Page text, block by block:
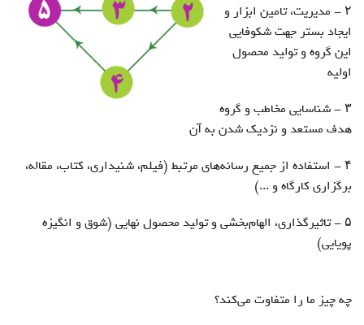
تماس با ما
سبد خرید شما خالی است
سبد خرید
ورود
۲ - مدیریت، تامین ابزار و
ایجاد بستر جهت شکوفایی
این گروه و تولید محصول
اولیه
۳ - شناسایی مخاطب و گروه
هدف مستعد و نزدیک شدن به آ‌ن
۴ - استفاده از جمیع رسانه‌‌های مرتبط (فیلم، شنیداری، کتاب، مقاله،
برگزاری کارگاه و ...)
۵ - تاثیرگذاری، الهام‌بخشی و تولید محصول نهایی (شوق و انگیزه
پویایی)
چه چيز ما را متفاوت می‏‌كند؟